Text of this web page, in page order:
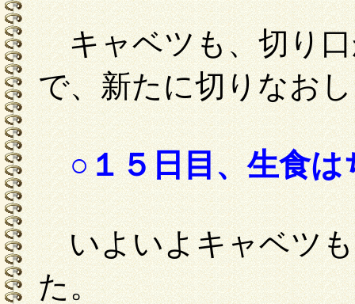
キャベツも、切り口
で、新たに切りなお
○１５日目、生食
いよいよキャベツも
た。